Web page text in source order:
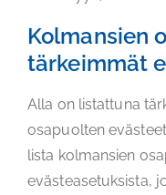
Kolmansien
tärkeimmät
Alla on listattuna
osapuolten
lista kolmansien
evästeasetuksista,